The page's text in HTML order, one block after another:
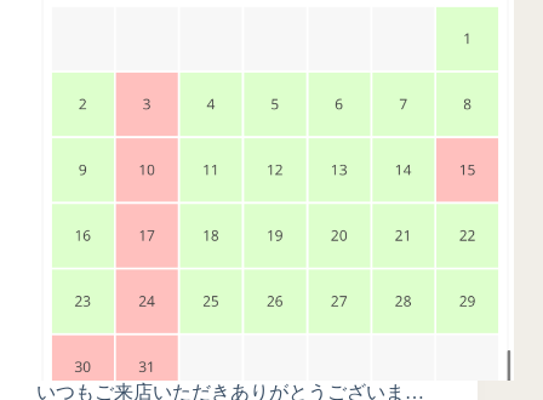
いつもご来店いただきありがとうございま…